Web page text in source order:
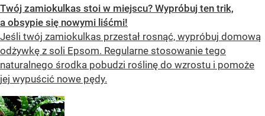
Twój zamiokulkas stoi w miejscu? Wypróbuj ten trik,
a obsypie się nowymi liśćmi!
Jeśli twój zamiokulkas przestał rosnąć, wypróbuj domową
odżywkę z soli Epsom. Regularne stosowanie tego
naturalnego środka pobudzi roślinę do wzrostu i pomoże
jej wypuścić nowe pędy.